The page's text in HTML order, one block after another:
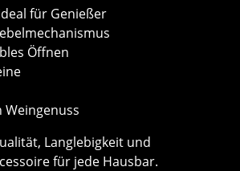
für Genießer
Öffnen
Weingenuss
Langlebigkeit und
für jede Hausbar.